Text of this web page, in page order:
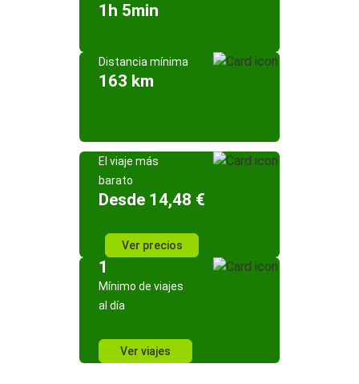
1h 5min
Distancia mínima
163 km
El viaje más
barato
Desde 14,48 €
Ver precios
1
Mínimo de viajes
al día
Ver viajes